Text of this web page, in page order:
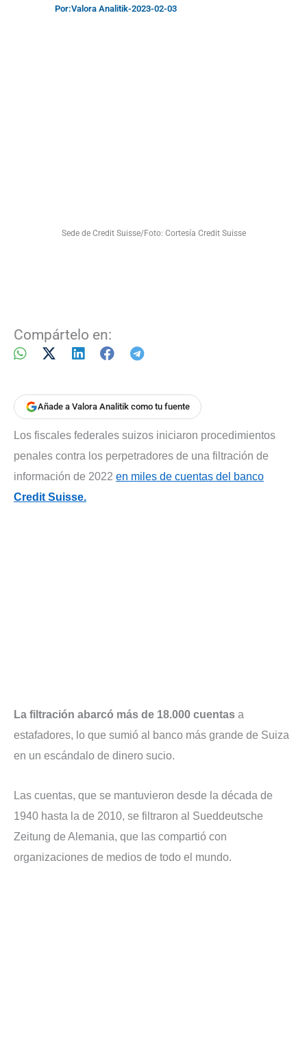
Por:Valora Analitik-2023-02-03
Sede de Credit Suisse/Foto: Cortesía Credit Suisse
Compártelo en:
Añade a Valora Analitik como tu fuente
Los fiscales federales suizos iniciaron procedimientos
penales contra los perpetradores de una filtración de
información de 2022 en miles de cuentas del banco
Credit Suisse.
La filtración abarcó más de 18.000 cuentas a
estafadores, lo que sumió al banco más grande de Suiza
en un escándalo de dinero sucio.
Las cuentas, que se mantuvieron desde la década de
1940 hasta la de 2010, se filtraron al Sueddeutsche
Zeitung de Alemania, que las compartió con
organizaciones de medios de todo el mundo.